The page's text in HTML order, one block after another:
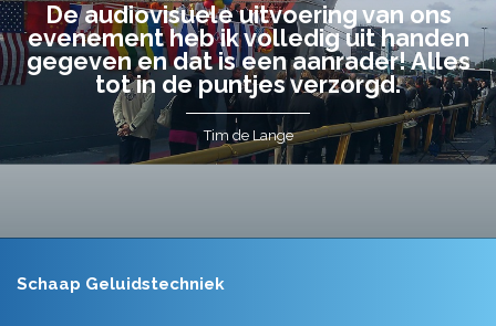
De audiovisuele uitvoering van ons
evenement heb ik volledig uit handen
gegeven en dat is een aanrader! Alles
tot in de puntjes verzorgd.
Tim de Lange
Schaap Geluidstechniek